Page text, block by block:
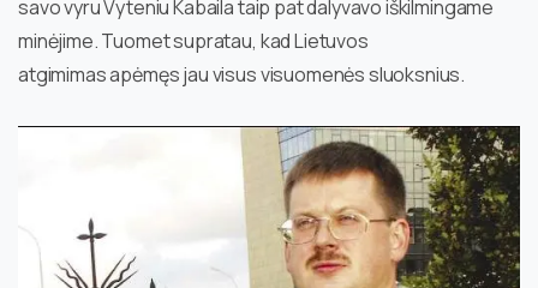
savo vyru Vyteniu Kabaila taip pat dalyvavo iškilmingame
minėjime. Tuomet supratau, kad Lietuvos
atgimimas apėmęs jau visus visuomenės sluoksnius.